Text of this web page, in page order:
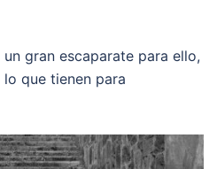
un gran escaparate para ello,
que tienen para